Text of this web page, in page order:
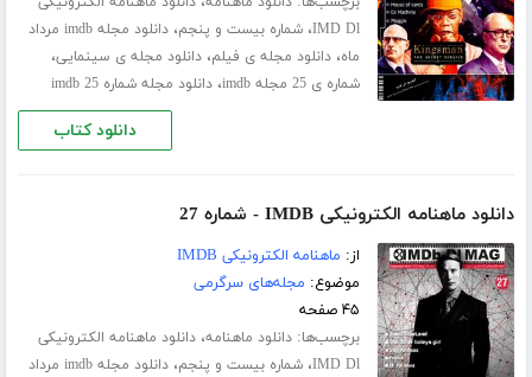
IMD Dl،شماره بیست و پنجم،
دانلود مجله imdb مرداد
ماه،دانلود مجله ی فیلم،دانلود مجله ی سینمایی،
شماره ی 25 مجله imdb ،دانلود مجله شماره 25 imdb
دانلود کتاب
دانلود ماهنامه الکترونیکی IMDB - شماره 27
از: ماهنامه الکترونیکی IMDB
موضوع: مجله‌های سرگرمی
۴۵ صفحه
برچسب‌ها:دانلود ماهنامه،دانلود ماهنامه الکترونیکی
IMD Dl،شماره بیست و پنجم،
دانلود مجله imdb مرداد